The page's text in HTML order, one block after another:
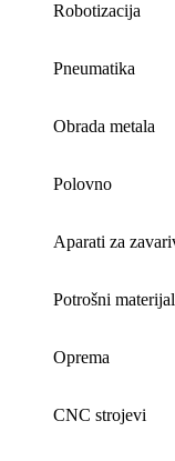
Robotizacija
Pneumatika
Obrada metala
Polovno
Aparati za
Potrošni materijal
Oprema
CNC strojevi